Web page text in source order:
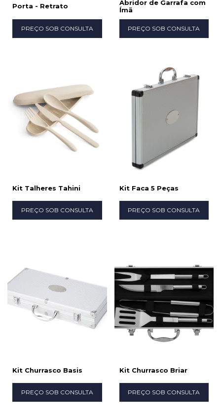
Porta - Retrato
PREÇO SOB CONSULTA
Abridor de Garrafa com
Ímã
PREÇO SOB CONSULTA
Kit Talheres Tahini
PREÇO SOB CONSULTA
Kit Faca 5 Peças
PREÇO SOB CONSULTA
Kit Churrasco Basis
PREÇO SOB CONSULTA
Kit Churrasco Briar
PREÇO SOB CONSULTA